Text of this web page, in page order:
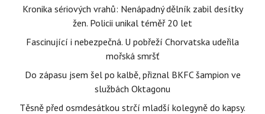
Kronika sériových vrahů: Nenápadný dělník zabil desítky
žen. Policii unikal téměř 20 let
Fascinující i nebezpečná. U pobřeží Chorvatska udeřila
mořská smršť
Do zápasu jsem šel po kalbě, přiznal BKFC šampion ve
službách Oktagonu
Těsně před osmdesátkou strčí mladší kolegyně do kapsy.